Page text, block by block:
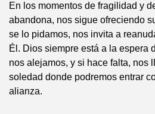
En los momentos de fragilidad y
abandona, nos sigue ofreciendo
se lo pidamos, nos invita a
Él. Dios siempre está a la espera
nos alejamos, y si hace falta, nos
soledad donde podremos entrar
alianza.